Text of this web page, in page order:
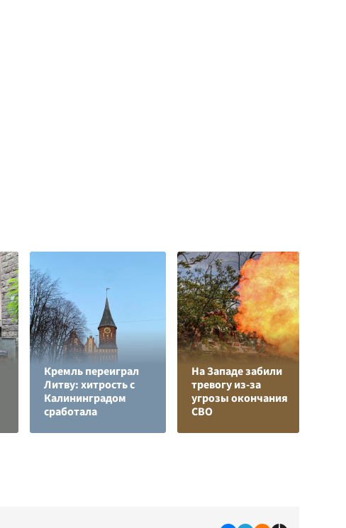
Кремль переиграл
Литву: хитрость с
Калининградом
сработала
На Западе забили
тревогу из-за
угрозы окончания
СВО